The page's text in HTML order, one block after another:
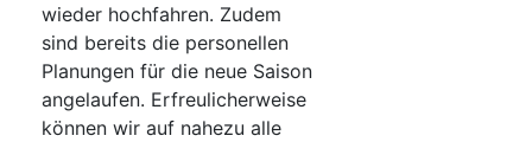
wieder hochfahren. Zudem
sind bereits die personellen
Planungen für die neue Saison
angelaufen. Erfreulicherweise
können wir auf nahezu alle